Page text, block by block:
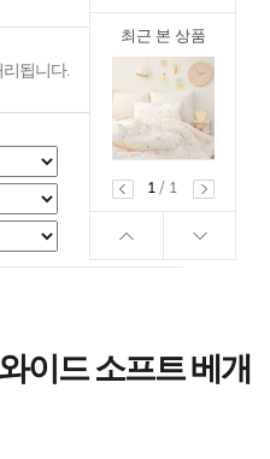
최근 본 상품
1
/ 1
됩니다.
이드 소프트 베개